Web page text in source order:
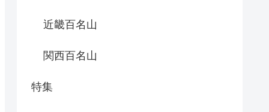
近畿百名山
関西百名山
特集